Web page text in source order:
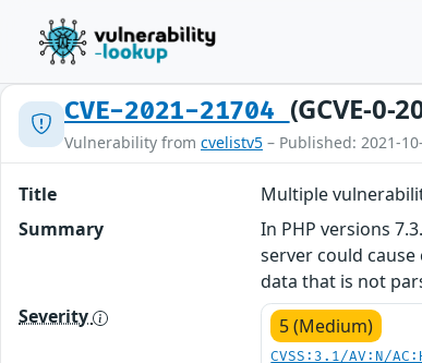
CVE-2021-21704 (GCVE-0-
Vulnerability from cvelistv5 – Published: 2021-
Title
Multiple
Summary
In PHP versions
server could
data that is not
Severity
5 (Medium)
CVSS:3.1/AV:N/